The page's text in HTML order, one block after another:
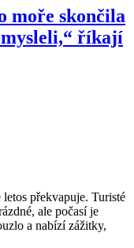
moře skončila
říkají
překvapuje. Turisté
ale počasí je
a nabízí zážitky,